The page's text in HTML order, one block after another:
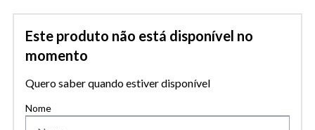
Este produto não está disponível no
momento
Quero saber quando estiver disponível